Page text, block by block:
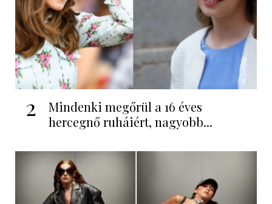
2
Mindenki megőrül a 16 éves
hercegnő ruháiért, nagyobb...